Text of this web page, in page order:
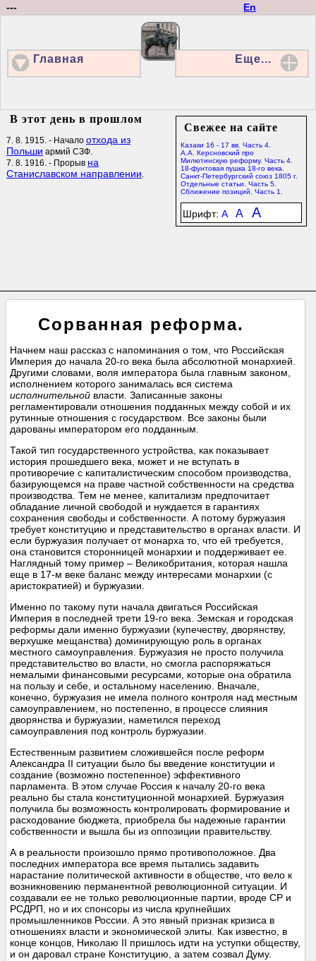
En
---
Главная Еще...
Свежее на сайте
Казаки 16 - 17 вв. Часть 4.
А.А. Керсновский про
Милютинскую реформу. Часть 4.
18-фунтовая пушка 18-го века.
Санкт-Петербургский союз 1805 г.
Отдельные статьи. Часть 5.
Сближение позиций. Часть 1.
Шрифт: A A A
В этот день в прошлом
7. 8. 1915. - Начало отхода из
Польши армий СЗФ.
7. 8. 1916. - Прорыв на
Станиславском направлении.
Сорванная реформа.
Начнем наш рассказ с напоминания о том, что Российская
Империя до начала 20-го века была абсолютной монархией.
Другими словами, воля императора была главным законом,
исполнением которого занималась вся система
исполнительной власти. Записанные законы
регламентировали отношения подданных между собой и их
рутинные отношения с государством. Все законы были
дарованы императором его подданным.
Такой тип государственного устройства, как показывает
история прошедшего века, может и не вступать в
противоречие с капиталистическим способом производства,
базирующемся на праве частной собственности на средства
производства. Тем не менее, капитализм предпочитает
обладание личной свободой и нуждается в гарантиях
сохранения свободы и собственности. А потому буржуазия
требует конституцию и представительство в органах власти. И
если буржуазия получает от монарха то, что ей требуется,
она становится сторонницей монархии и поддерживает ее.
Наглядный тому пример – Великобритания, которая нашла
еще в 17-м веке баланс между интересами монархии (с
аристократией) и буржуазии.
Именно по такому пути начала двигаться Российская
Империя в последней трети 19-го века. Земская и городская
реформы дали именно буржуазии (купечеству, дворянству,
верхушке мещанства) доминирующую роль в органах
местного самоуправления. Буржуазия не просто получила
представительство во власти, но смогла распоряжаться
немалыми финансовыми ресурсами, которые она обратила
на пользу и себе, и остальному населению. Вначале,
конечно, буржуазия не имела полного контроля над местным
самоуправлением, но постепенно, в процессе слияния
дворянства и буржуазии, наметился переход
самоуправления под контроль буржуазии.
Естественным развитием сложившейся после реформ
Александра II ситуации было бы введение конституции и
создание (возможно постепенное) эффективного
парламента. В этом случае Россия к началу 20-го века
реально бы стала конституционной монархией. Буржуазия
получила бы возможность контролировать формирование и
расходование бюджета, приобрела бы надежные гарантии
собственности и вышла бы из оппозиции правительству.
А в реальности произошло прямо противоположное. Два
последних императора все время пытались задавить
нарастание политической активности в обществе, что вело к
возникновению перманентной революционной ситуации. И
создавали ее не только революционные партии, вроде СР и
РСДРП, но и их спонсоры из числа крупнейших
промышленников России. А это явный признак кризиса в
отношениях власти и экономической элиты. Как известно, в
конце концов, Николаю II пришлось идти на уступки обществу,
и он даровал стране Конституцию, а затем созвал Думу.